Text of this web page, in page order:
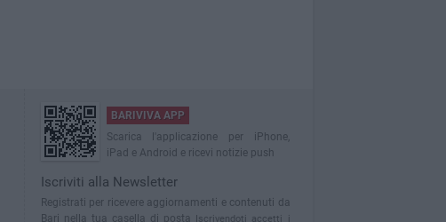
BARIVIVA APP
Scarica l'applicazione per iPhone,
iPad e Android e ricevi notizie push
Iscriviti alla Newsletter
Registrati per ricevere aggiornamenti e contenuti da
Bari nella tua casella di posta Iscrivendoti accetti i